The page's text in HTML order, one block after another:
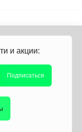
и акции:
Подписаться